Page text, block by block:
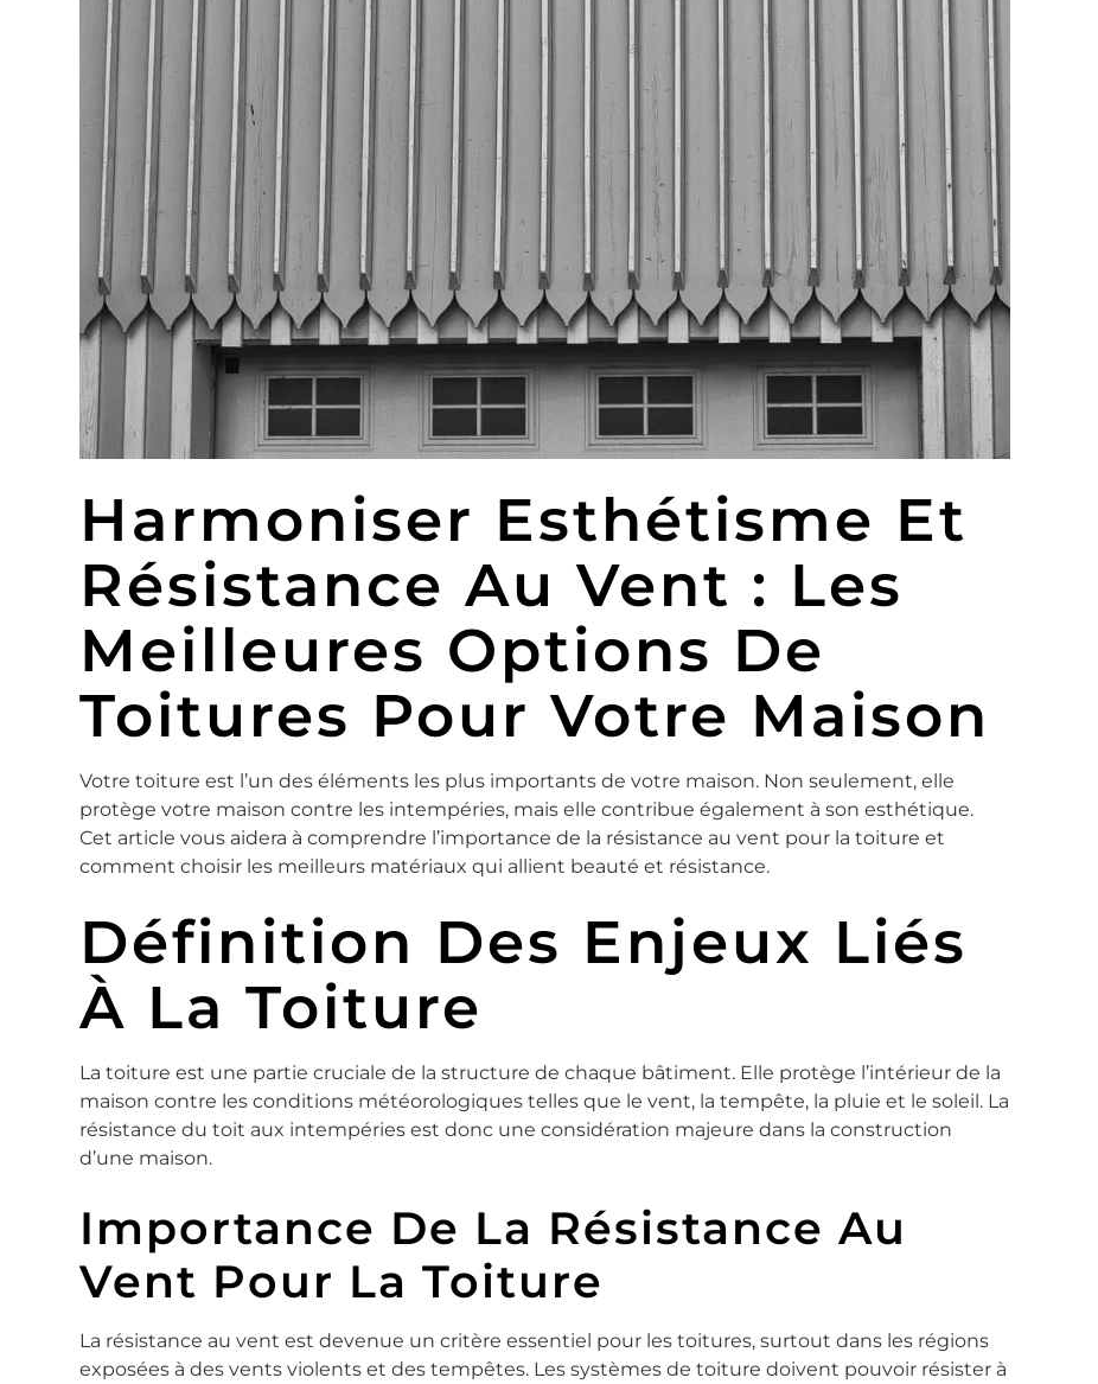
Harmoniser Esthétisme Et
Résistance Au Vent : Les
Meilleures Options De
Toitures Pour Votre Maison
Votre toiture est l’un des éléments les plus importants de votre maison. Non seulement, elle
protège votre maison contre les intempéries, mais elle contribue également à son esthétique.
Cet article vous aidera à comprendre l’importance de la résistance au vent pour la toiture et
comment choisir les meilleurs matériaux qui allient beauté et résistance.
Définition Des Enjeux Liés
À La Toiture
La toiture est une partie cruciale de la structure de chaque bâtiment. Elle protège l’intérieur de la
maison contre les conditions météorologiques telles que le vent, la tempête, la pluie et le soleil. La
résistance du toit aux intempéries est donc une considération majeure dans la construction
d’une maison.
Importance De La Résistance Au
Vent Pour La Toiture
La résistance au vent est devenue un critère essentiel pour les toitures, surtout dans les régions
exposées à des vents violents et des tempêtes. Les systèmes de toiture doivent pouvoir résister à